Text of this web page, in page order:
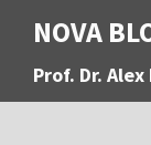
a
NOVA
Prof. Dr.